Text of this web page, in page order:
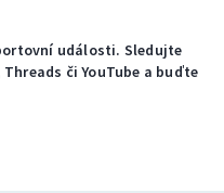
události. Sledujte
či YouTube a buďte